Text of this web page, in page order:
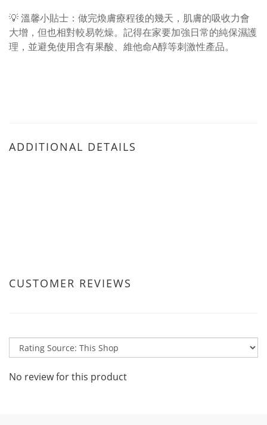
💡 溫馨小貼士：做完煥膚療程後的幾天，肌膚的吸收力會
大增，但也相對較易乾燥。記得在家要加強日常的純保濕護
理，並避免使用含有果酸、維他命A醇等刺激性產品。
ADDITIONAL DETAILS
CUSTOMER REVIEWS
No review for this product